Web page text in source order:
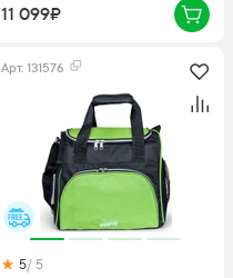
11 099₽
Арт. 131576
5/ 5